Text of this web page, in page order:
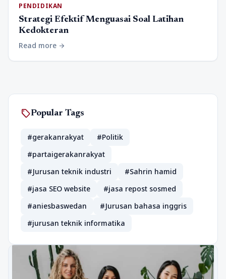
PENDIDIKAN
Strategi Efektif Menguasai Soal Latihan
Kedokteran
Read more arrow_forward
sellPopular Tags
#gerakanrakyat
#Politik
#partaigerakanrakyat
#Jurusan teknik industri
#Sahrin hamid
#jasa SEO website
#jasa repost sosmed
#aniesbaswedan
#Jurusan bahasa inggris
#jurusan teknik informatika